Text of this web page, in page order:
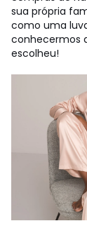
sua própria
como uma
conhecermos
escolheu!